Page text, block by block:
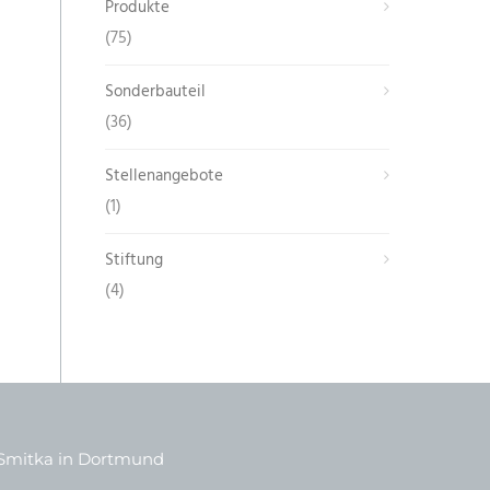
Produkte
(75)
Sonderbauteil
(36)
Stellenangebote
(1)
Stiftung
(4)
in Dortmund